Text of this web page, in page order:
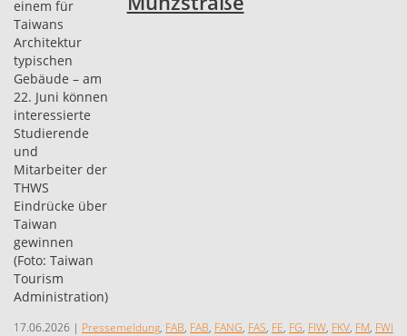
17.06.2026 | Pressemeldung, FAB, FAB, FANG, FAS, FE, FG, FIW, FKV, FM, FWI